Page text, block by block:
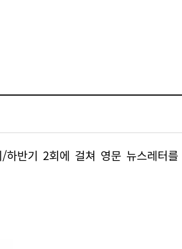
반기 2회에 걸쳐 영문 뉴스레터